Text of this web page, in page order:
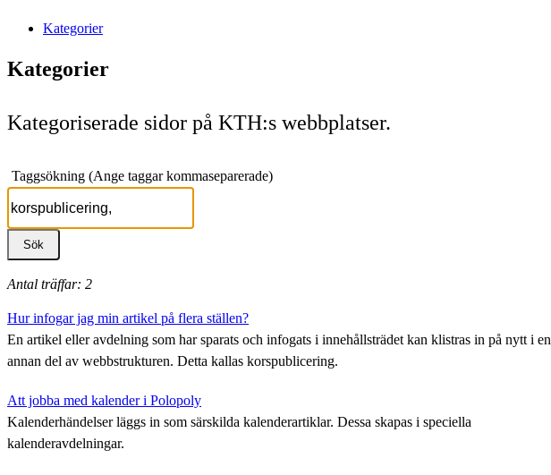
Kategorier
Kategorier
Kategoriserade sidor på KTH:s webbplatser.
Taggsökning (Ange taggar kommaseparerade)
Antal träffar: 2
Hur infogar jag min artikel på flera ställen?
En artikel eller avdelning som har sparats och infogats i innehållsträdet kan klistras in på nytt i en
annan del av webbstrukturen. Detta kallas korspublicering.
Att jobba med kalender i Polopoly
Kalenderhändelser läggs in som särskilda kalenderartiklar. Dessa skapas i speciella
kalenderavdelningar.